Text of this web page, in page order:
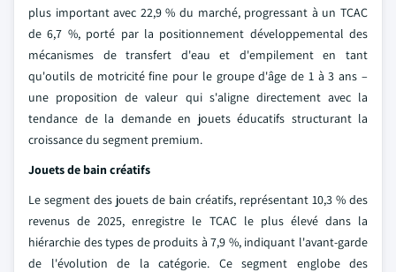
plus important avec 22,9 % du marché, progressant à un TCAC
de 6,7 %, porté par la positionnement développemental des
mécanismes de transfert d'eau et d'empilement en tant
qu'outils de motricité fine pour le groupe d'âge de 1 à 3 ans –
une proposition de valeur qui s'aligne directement avec la
tendance de la demande en jouets éducatifs structurant la
croissance du segment premium.
Jouets de bain créatifs
Le segment des jouets de bain créatifs, représentant 10,3 % des
revenus de 2025, enregistre le TCAC le plus élevé dans la
hiérarchie des types de produits à 7,9 %, indiquant l'avant-garde
de l'évolution de la catégorie. Ce segment englobe des